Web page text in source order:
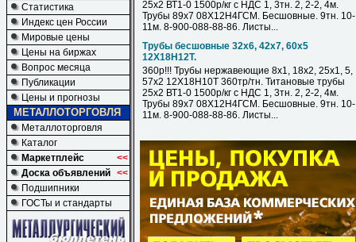
Статистика
Индекс цен России
Мировые цены
Цены на биржах
Вопрос месяца
Публикации
Цены и прогнозы
МЕТАЛЛОТОРГОВЛЯ
Металлоторговля
Каталог
Маркетплейс
<<
Доска объявлений <<
Подшипники
ГОСТы и стандарты
25х2 ВТ1-0 1500р/кг с НДС 1, 3тн. 2, 2-2, 4м.
Трубы 89х7 08Х12Н4ГСМ. Бесшовные. 9тн. 10-
11м. 8-900-088-88-86. Листы...
Трубы бесшовные 32х6, 42х7, 60х5
12Х18Н12Т.
360р!!! Трубы нержавеющие 8х1, 18х2, 25х1, 5,
57х2 12Х18Н10Т 360тр/тн. Титановые трубы
25х2 ВТ1-0 1500р/кг с НДС 1, 3тн. 2, 2-2, 4м.
Трубы 89х7 08Х12Н4ГСМ. Бесшовные. 9тн. 10-
11м. 8-900-088-88-86. Листы...